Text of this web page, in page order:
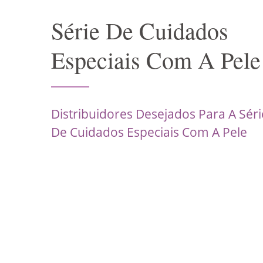
Série De Cuidados
Especiais Com A Pele
Distribuidores Desejados Para A
De Cuidados Especiais Com A Pele